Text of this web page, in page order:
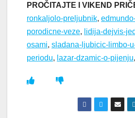
PROČITAJTE I VIKEND
ronkaljolo-preljubnik,
porodicne-veze, lidija-dejvis-
osami, sladana-ljubicic-limbo-
periodu, lazar-dzamic-o-pijenju,